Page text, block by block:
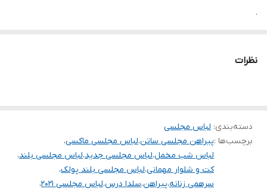
.
مشخصات کارها زیر آنها نوشته شده است، دقت لازم رو داشته باشید
نظرات
دسته‌بندی: لباس مجلسی
برچسب‌ها :پیراهن مجلسی ساتن،لباس مجلسی ماکسی،
لباس شب مخمل،لباس مجلسی جدید،لباس مجلسی بلند،
کت و شلوار مهمانی،لباس مجلسی بلند پولک،
سرهمی زنانه،پیراهن،سلدا درس،لباس مجلسی ۲۰۲۱
،